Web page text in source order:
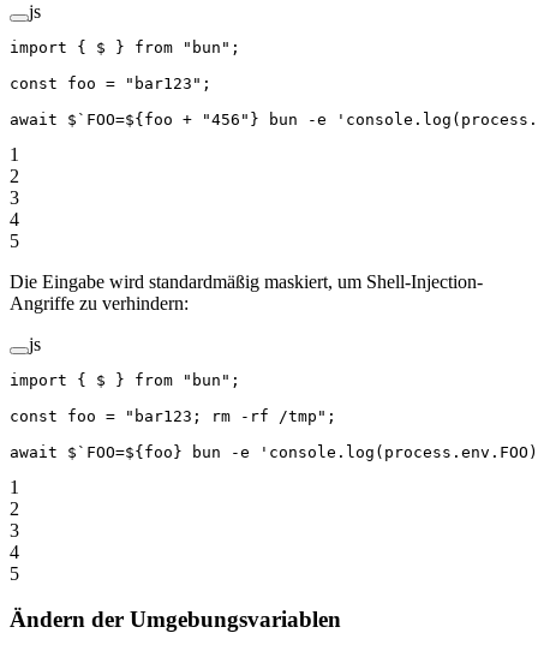
js
import { $ } from "bun" ;
const foo = "bar123" ;
await $ `FOO=${foo + "456"} bun -e
1
2
3
4
5
Die Eingabe wird standardmäßig maskiert, um Shell-Injection-
Angriffe zu verhindern:
js
import { $ } from "bun" ;
const foo = "bar123; rm -rf /tmp" ;
await $ `FOO=${foo} bun -e
1
2
3
4
5
Ändern der Umgebungsvariablen